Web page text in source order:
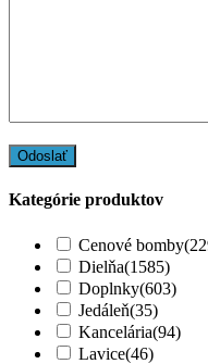
Kategórie produktov
Cenové bomby
Dielňa(1585)
Doplnky(603)
Jedáleň(35)
Kancelária(94)
Lavice(46)